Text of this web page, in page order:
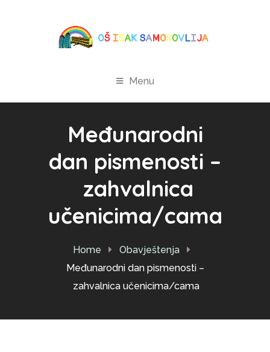
Menu
Međunarodni
dan pismenosti –
zahvalnica
učenicima/cama
Home
Obavještenja
Međunarodni dan pismenosti –
zahvalnica učenicima/cama